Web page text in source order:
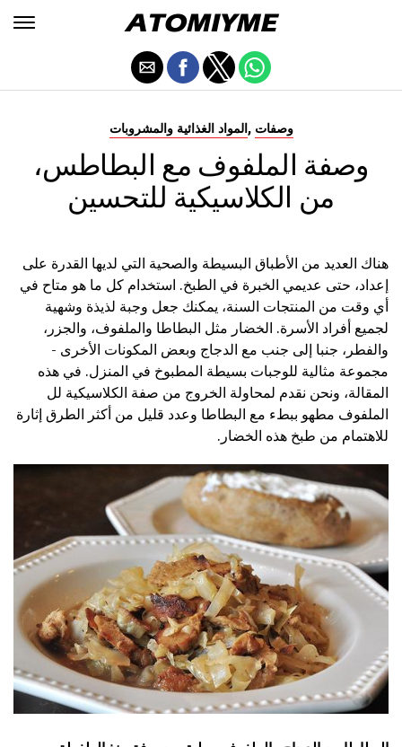
المواد الغذائية والمشروبات , وصفات
وصفة الملفوف مع البطاطس،
من الكلاسيكية للتحسين
هناك العديد من الأطباق البسيطة والصحية التي لديها القدرة على
إعداد، حتى عديمي الخبرة في الطبخ. استخدام كل ما هو متاح في
أي وقت من المنتجات السنة، يمكنك جعل وجبة لذيذة وشهية
لجميع أفراد الأسرة. الخضار مثل البطاطا والملفوف، والجزر،
والفطر، جنبا إلى جنب مع الدجاج وبعض المكونات الأخرى -
مجموعة مثالية للوجبات بسيطة المطبوخ في المنزل. في هذه
المقالة، ونحن نقدم لمحاولة الخروج من صفة الكلاسيكية لل
الملفوف مطهو ببطء مع البطاطا وعدد قليل من أكثر الطرق إثارة
للاهتمام من طبخ هذه الخضار.